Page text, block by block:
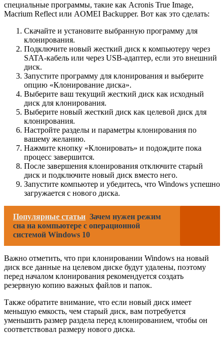
специальные программы, такие как Acronis True Image,
Macrium Reflect или AOMEI Backupper. Вот как это сделать:
Скачайте и установите выбранную программу для
клонирования.
Подключите новый жесткий диск к компьютеру через
SATA-кабель или через USB-адаптер, если это внешний
диск.
Запустите программу для клонирования и выберите
опцию «Клонирование диска».
Выберите ваш текущий жесткий диск как исходный
диск для клонирования.
Выберите новый жесткий диск как целевой диск для
клонирования.
Настройте разделы и параметры клонирования по
вашему желанию.
Нажмите кнопку «Клонировать» и подождите пока
процесс завершится.
После завершения клонирования отключите старый
диск и подключите новый диск вместо него.
Запустите компьютер и убедитесь, что Windows успешно
загружается с нового диска.
Популярные статьи Зачем нужен режим
сна на компьютере с операционной
системой Windows 10
Важно отметить, что при клонировании Windows на новый
диск все данные на целевом диске будут удалены, поэтому
перед началом клонирования рекомендуется создать
резервную копию важных файлов и папок.
Также обратите внимание, что если новый диск имеет
меньшую емкость, чем старый диск, вам потребуется
уменьшить размер раздела перед клонированием, чтобы он
соответствовал размеру нового диска.